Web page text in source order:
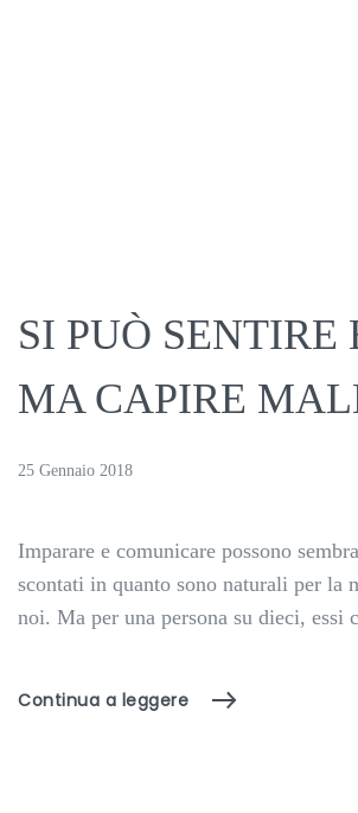
SI PUÒ SENTIRE
MA CAPIRE
25 Gennaio 2018
Imparare e comunicare possono
scontati in quanto sono naturali per la
noi. Ma per una persona su dieci, essi
Continua a leggere